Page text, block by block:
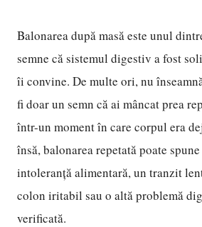
Balonarea după masă este unul
semne că sistemul digestiv a fost
îi convine. De multe ori, nu
fi doar un semn că ai mâncat prea
într-un moment în care corpul era
însă, balonarea repetată poate
intoleranță alimentară, un tranzit
colon iritabil sau o altă problemă
verificată.